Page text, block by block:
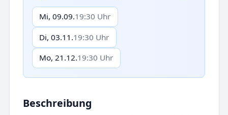
Mi, 09.09.19:30 Uhr
Di, 03.11.19:30 Uhr
Mo, 21.12.19:30 Uhr
Beschreibung